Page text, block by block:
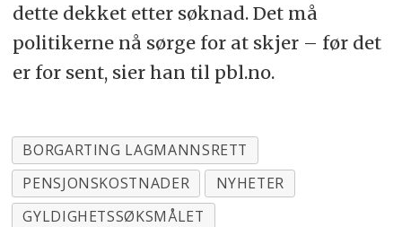
dette dekket etter søknad. Det må
politikerne nå sørge for at skjer – før det
er for sent, sier han til pbl.no.
BORGARTING LAGMANNSRETT
PENSJONSKOSTNADER
NYHETER
GYLDIGHETSSØKSMÅLET